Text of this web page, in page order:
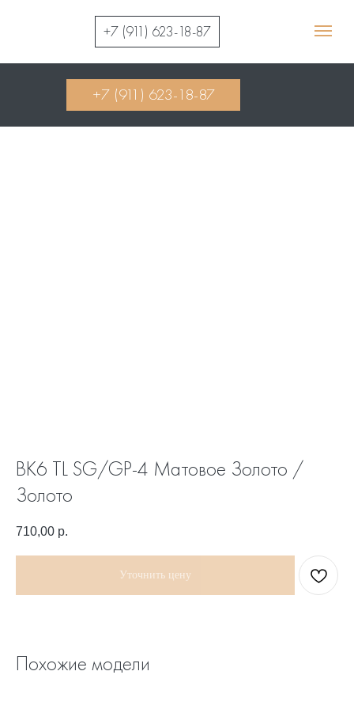
+7 (911) 623-18-87
+7 (911) 623-18-87
BK6 TL SG/GP-4 Матовое Золото /
Золото
710,00 р.
Уточнить цену
Похожие модели